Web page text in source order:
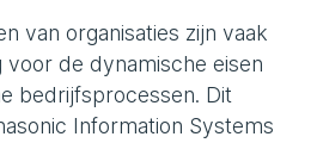
van organisaties zijn vaak
voor de dynamische eisen
bedrijfsprocessen. Dit
Information Systems